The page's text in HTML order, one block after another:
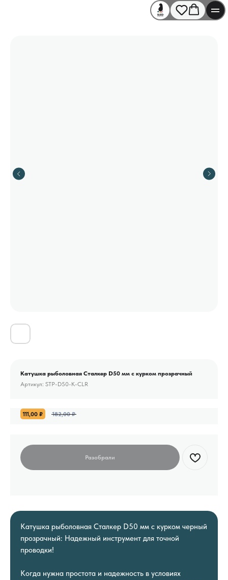
Катушка рыболовная Сталкер D50 мм с курком прозрачный
Артикул: STP-D50-K-CLR
111,00 ₽ 182,00 ₽
Катушка рыболовная Сталкер D50 мм с курком черный
прозрачный: Надежный инструмент для точной
проводки!
Когда нужна простота и надежность в условиях